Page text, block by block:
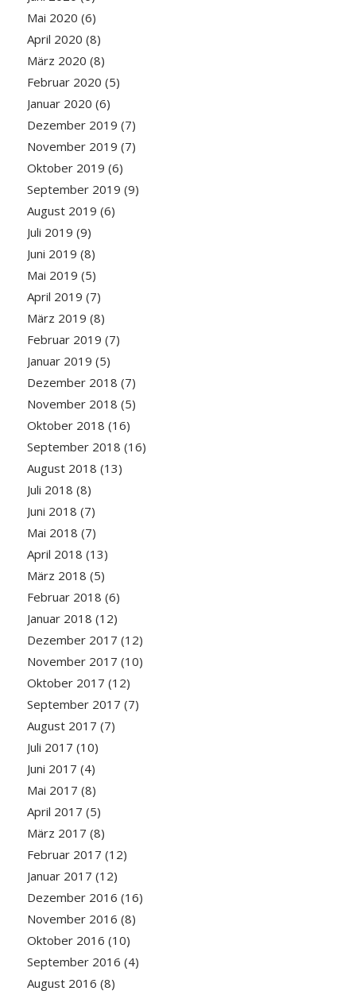
Mai 2020 (6)
April 2020 (8)
März 2020 (8)
Februar 2020 (5)
Januar 2020 (6)
Dezember 2019 (7)
November 2019 (7)
Oktober 2019 (6)
September 2019 (9)
August 2019 (6)
Juli 2019 (9)
Juni 2019 (8)
Mai 2019 (5)
April 2019 (7)
März 2019 (8)
Februar 2019 (7)
Januar 2019 (5)
Dezember 2018 (7)
November 2018 (5)
Oktober 2018 (16)
September 2018 (16)
August 2018 (13)
Juli 2018 (8)
Juni 2018 (7)
Mai 2018 (7)
April 2018 (13)
März 2018 (5)
Februar 2018 (6)
Januar 2018 (12)
Dezember 2017 (12)
November 2017 (10)
Oktober 2017 (12)
September 2017 (7)
August 2017 (7)
Juli 2017 (10)
Juni 2017 (4)
Mai 2017 (8)
April 2017 (5)
März 2017 (8)
Februar 2017 (12)
Januar 2017 (12)
Dezember 2016 (16)
November 2016 (8)
Oktober 2016 (10)
September 2016 (4)
August 2016 (8)